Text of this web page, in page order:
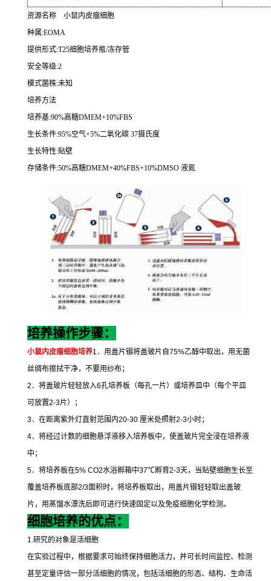
资源名称 小鼠内皮瘤细胞
种属:EOMA
提供形式:T25细胞培养瓶/冻存管
安全等级:2
模式菌株:未知
培养方法
培养基:90%高糖DMEM+10%FBS
生长条件:95%空气+5%二氧化碳 37摄氏度
生长特性:贴壁
存储条件:50%高糖DMEM+40%FBS+10%DMSO 液氮
培养操作步骤：
小鼠内皮瘤细胞培养1 ．用盖片镊将盖玻片自75%乙醇中取出，用无菌
丝绸布擦拭干净，不要用纱布；
2 ．将盖玻片轻轻放入6孔培养板（每孔一片）或培养皿中（每个平皿
可放置2-3片）；
3．在距离紫外灯直射范围内20-30 厘米处照射2-3小时；
4．将经过计数的细胞悬浮液移入培养板中，使盖玻片完全浸在培养液
中；
5．将培养板在5% CO2水浴孵箱中37℃孵育2-3天，当贴壁细胞生长至
覆盖培养板底部2/3面积时，将培养板取出，用盖片镊轻轻取出盖玻
片，用蒸馏水漂洗后即可进行快速固定以及免疫细胞化学检测。
细胞培养的优点：
1.研究的对象是活细胞
在实验过程中，根据要求可始终保持细胞活力，并可长时间监控、检测
甚至定量评估一部分活细胞的情况，包括活细胞的形态、结构、生命活